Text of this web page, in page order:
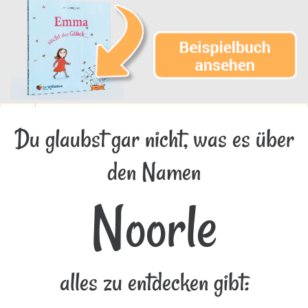
Du glaubst gar nicht, was es über
den Namen
Noorle
alles zu entdecken gibt: